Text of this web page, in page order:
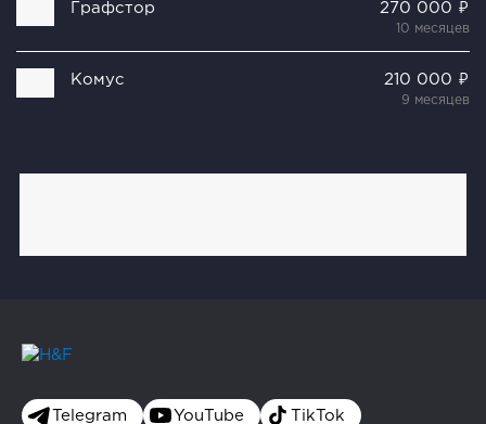
Графстор 270 000 ₽
10 месяцев
Комус 210 000 ₽
9 месяцев
Telegram YouTube TikTok